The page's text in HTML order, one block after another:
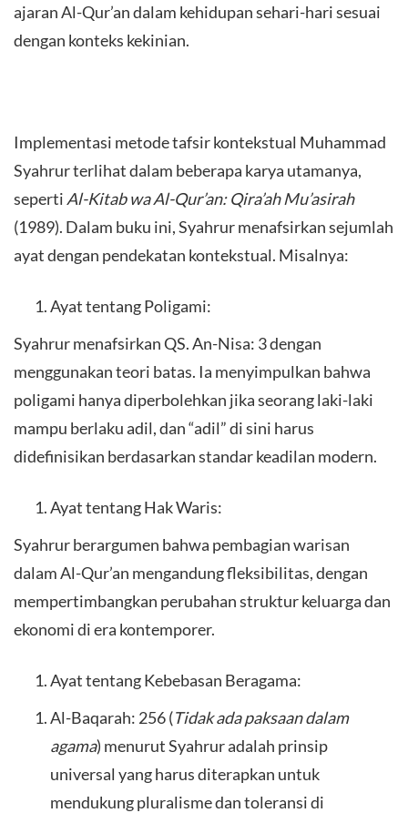
ajaran Al-Qur’an dalam kehidupan sehari-hari sesuai
dengan konteks kekinian.
Implementasi metode tafsir kontekstual Muhammad
Syahrur terlihat dalam beberapa karya utamanya,
seperti Al-Kitab wa Al-Qur’an: Qira’ah Mu’asirah
(1989). Dalam buku ini, Syahrur menafsirkan sejumlah
ayat dengan pendekatan kontekstual. Misalnya:
Ayat tentang Poligami:
Syahrur menafsirkan QS. An-Nisa: 3 dengan
menggunakan teori batas. Ia menyimpulkan bahwa
poligami hanya diperbolehkan jika seorang laki-laki
mampu berlaku adil, dan “adil” di sini harus
didefinisikan berdasarkan standar keadilan modern.
Ayat tentang Hak Waris:
Syahrur berargumen bahwa pembagian warisan
dalam Al-Qur’an mengandung fleksibilitas, dengan
mempertimbangkan perubahan struktur keluarga dan
ekonomi di era kontemporer.
Ayat tentang Kebebasan Beragama:
Al-Baqarah: 256 (Tidak ada paksaan dalam
agama) menurut Syahrur adalah prinsip
universal yang harus diterapkan untuk
mendukung pluralisme dan toleransi di